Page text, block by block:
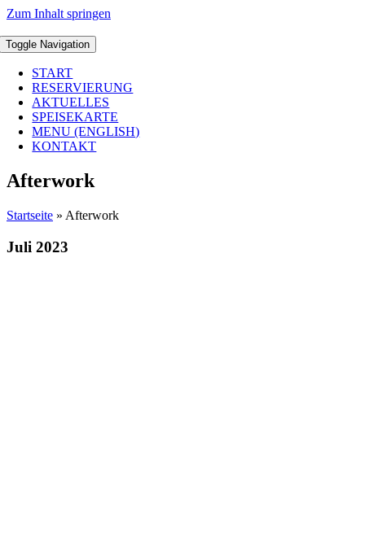
Zum Inhalt springen
Toggle Navigation
START
RESERVIERUNG
AKTUELLES
SPEISEKARTE
MENU (ENGLISH)
KONTAKT
Afterwork
Startseite » Afterwork
Juli 2023